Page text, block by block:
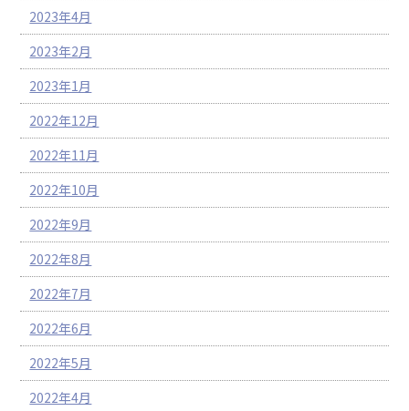
2023年4月
2023年2月
2023年1月
2022年12月
2022年11月
2022年10月
2022年9月
2022年8月
2022年7月
2022年6月
2022年5月
2022年4月